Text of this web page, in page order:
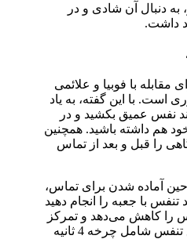
به دنبال آن شادی و در
داشت.
مقابله با فوبیا و علائمی
با این گفته، به یاد
نفس عمیق بکشید و در
هم داشته باشید. همچنین
را قبل و بعد از تماس
آماده شدن برای تماس،
با جعبه را انجام دهید
را کاهش می‌دهد و تمرکز
را بهبود می‌بخشد. این نوع تنفس شامل چرخه 4 ثانیه